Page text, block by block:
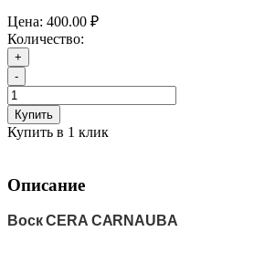
Цена: 400.00 ₽
Количество:
+
-
Купить
Купить в 1 клик
Описание
Воск CERA CARNAUBA